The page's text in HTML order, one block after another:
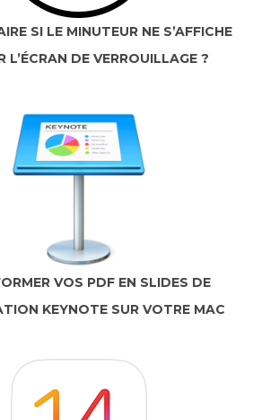
SI LE MINUTEUR NE S’AFFICHE
L’ÉCRAN DE VERROUILLAGE ?
VOS PDF EN SLIDES DE
KEYNOTE SUR VOTRE MAC